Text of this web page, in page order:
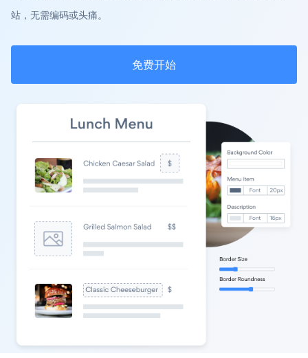
站，无需编码或头痛。
免费开始